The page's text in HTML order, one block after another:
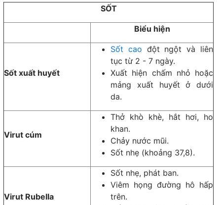
SỐT
Biểu hiện
Sốt xuất huyết
Sốt cao đột ngột và liên
tục từ 2 - 7 ngày.
Xuất hiện chấm nhỏ hoặc
mảng xuất huyết ở dưới
da.
Virut cúm
Thở khò khè, hắt hơi, ho
khan.
Chảy nước mũi.
Sốt nhẹ (khoảng 37,8).
Virut Rubella
Sốt nhẹ, phát ban.
Viêm họng đường hô hấp
trên.